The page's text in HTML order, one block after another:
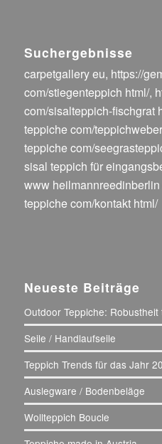
Suchergebnisse
carpetgallery eu, https://
com/stiegenteppich html/,
com/sisalteppich-fischgrat
teppiche com/
teppiche com/
sisal teppich für
www heilmannreedinberlin
teppiche com/kontakt html/
Neueste Beiträge
Outdoor Teppiche: Robustheit
Seile / Handlaufseile
Teppich Trends für das Jahr
Auslegware / Bodenbeläge
Wollteppich Boucle